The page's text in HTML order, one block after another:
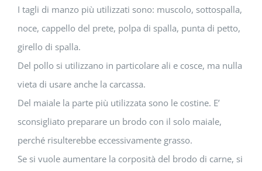
I tagli di manzo più utilizzati sono: muscolo, sottospalla,
noce, cappello del prete, polpa di spalla, punta di petto,
girello di spalla.
Del pollo si utilizzano in particolare ali e cosce, ma nulla
vieta di usare anche la carcassa.
Del maiale la parte più utilizzata sono le costine. E’
sconsigliato preparare un brodo con il solo maiale,
perché risulterebbe eccessivamente grasso.
Se si vuole aumentare la corposità del brodo di carne, si